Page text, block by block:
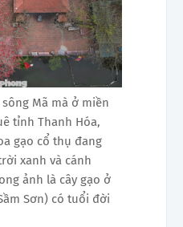
Mã mà ở miền
tỉnh Thanh Hóa,
gạo cổ thụ đang
xanh và cánh
ảnh là cây gạo ở
Sơn) có tuổi đời